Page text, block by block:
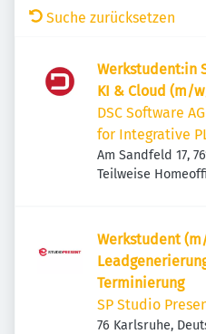
Suche zurücksetzen
Werkstudent:in
KI & Cloud (m/
DSC Software
for Integrative
Am Sandfeld 17,
Deutschland
Teilweise
Werkstudent
Terminierung
SP Studio
76 Karlsruhe,